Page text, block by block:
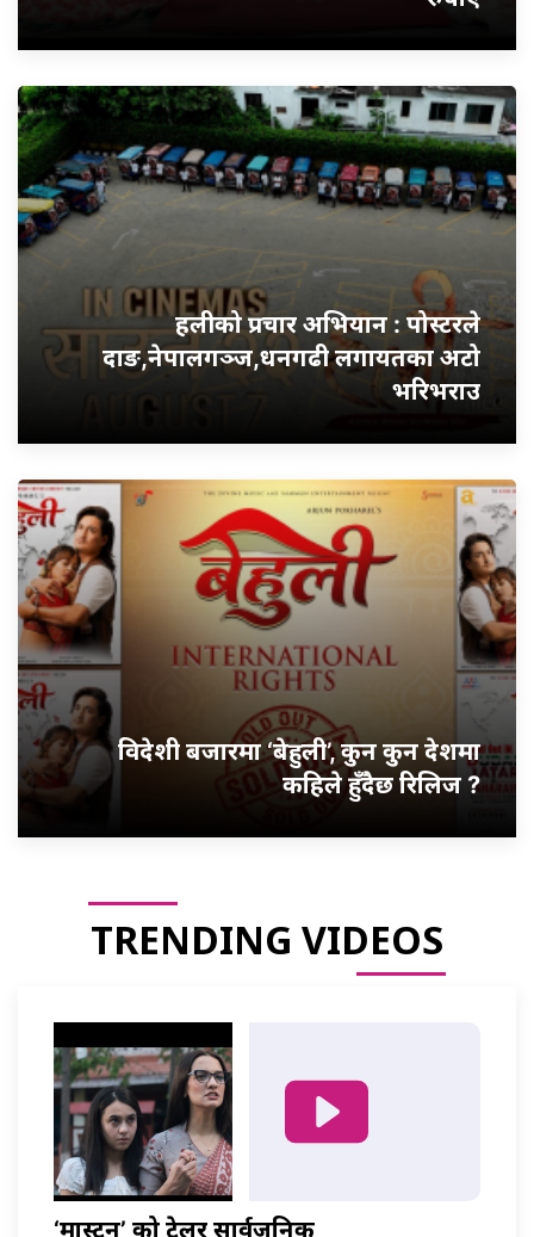
हलीको प्रचार अभियान : पोस्टरले
दाङ,नेपालगञ्ज,धनगढी लगायतका अटो
भरिभराउ
विदेशी बजारमा ‘बेहुली’, कुन कुन देशमा
कहिले हुँदैछ रिलिज ?
TRENDING VIDEOS
‘मास्टर्नी’ को ट्रेलर सार्वजनिक